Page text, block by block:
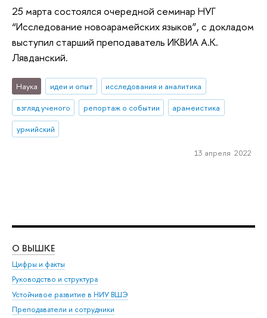
25 марта состоялся очередной семинар НУГ
“Исследование новоарамейских языков”, с докладом
выступил старший преподаватель ИКВИА А.К.
Лявданский.
Наука идеи и опыт
исследования и аналитика
взгляд ученого
репортаж о событии
арамеистика
урмийский
13 апреля 2022
О ВЫШКЕ
Цифры и факты
Руководство и структура
Устойчивое развитие в НИУ ВШЭ
Преподаватели и сотрудники